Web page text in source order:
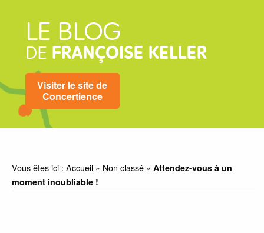
LE BLOG
DE FRANÇOISE KELLER
Visiter le site de
Concertience
Vous êtes ici :Accueil » Non classé »Attendez-vous à un
moment inoubliable !